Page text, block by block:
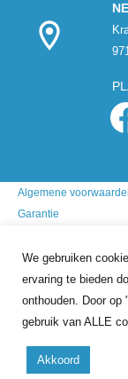
We gebruiken
ervaring te bieden
onthouden. Door
gebruik van ALLE
Akkoord
Algemene
Garantie